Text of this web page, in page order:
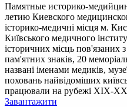
Памятные историко-
летию Киевского
історико-медичні місця м.
Київського медичного
історичних місць пов'язаних
пам'ятних знаків, 20
названі іменами медиків,
поховань найвідоміших
працювали на рубежі ХІХ-ХX
Завантажити